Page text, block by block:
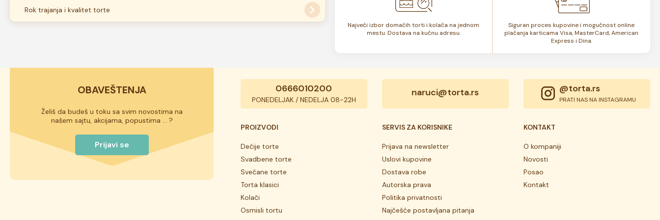
Rok trajanja i kvalitet torte
Najveći izbor domaćih torti i kolača na jednom
mestu. Dostava na kućnu adresu.
Siguran proces kupovine i mogućnost online
plaćanja karticama Visa, MasterCard, American
Express i Dina.
OBAVEŠTENJA
Želiš da budeš u toku sa svim novostima na
našem sajtu, akcijama, popustima ... ?
Prijavi se
0666010200
PONEDELJAK / NEDELJA 08-22H
naruci@torta.rs @torta.rs
PRATI NAS NA INSTAGRAMU
PROIZVODI
Dečije torte
Svadbene torte
Svečane torte
Torta klasici
Kolači
Osmisli tortu
SERVIS ZA KORISNIKE
Prijava na newsletter
Uslovi kupovine
Dostava robe
Autorska prava
Politika privatnosti
Najčešće postavljana pitanja
KONTAKT
O kompaniji
Novosti
Posao
Kontakt